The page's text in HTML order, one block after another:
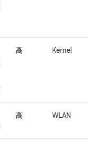
高 Kernel
高 WLAN